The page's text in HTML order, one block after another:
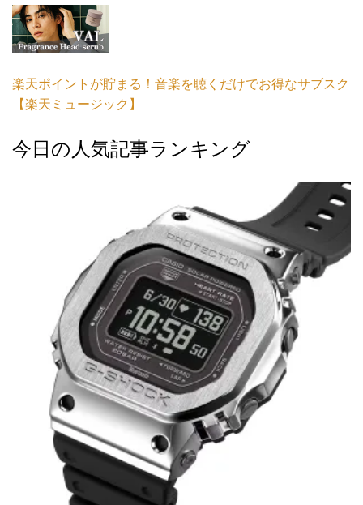
楽天ポイントが貯まる！音楽を聴くだけでお得なサブスク
【楽天ミュージック】
今日の人気記事ランキング